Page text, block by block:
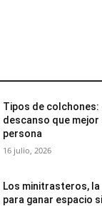
Tipos de colchones:
descanso que mejor
persona
16 julio, 2026
Los minitrasteros,
para ganar espacio